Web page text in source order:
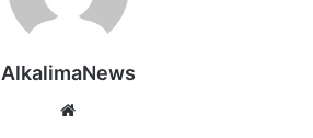
AlkalimaNews